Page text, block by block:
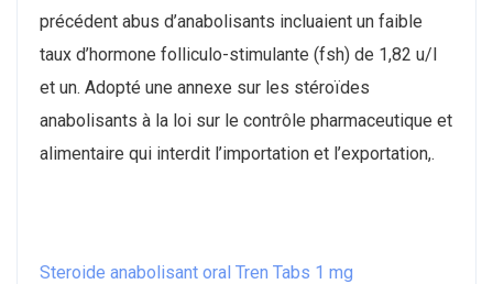
précédent abus d’anabolisants incluaient un faible
taux d’hormone folliculo-stimulante (fsh) de 1,82 u/l
et un. Adopté une annexe sur les stéroïdes
anabolisants à la loi sur le contrôle pharmaceutique et
alimentaire qui interdit l’importation et l’exportation,.
Steroide anabolisant oral Tren Tabs 1 mg